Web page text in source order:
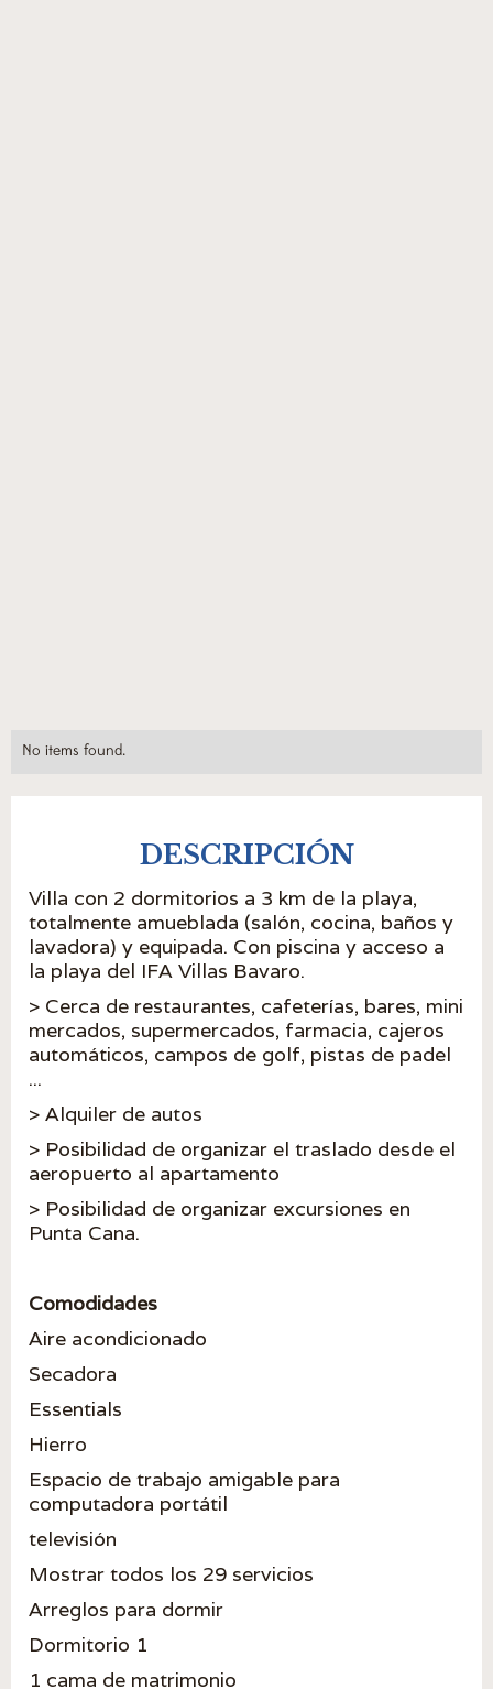
No items found.
DESCRIPCIÓN
Villa con 2 dormitorios a 3 km de la playa,
totalmente amueblada (salón, cocina, baños y
lavadora) y equipada. Con piscina y acceso a
la playa del IFA Villas Bavaro.
> Cerca de restaurantes, cafeterías, bares, mini
mercados, supermercados, farmacia, cajeros
automáticos, campos de golf, pistas de padel
...
> Alquiler de autos
> Posibilidad de organizar el traslado desde el
aeropuerto al apartamento
> Posibilidad de organizar excursiones en
Punta Cana.
Comodidades
Aire acondicionado
Secadora
Essentials
Hierro
Espacio de trabajo amigable para
computadora portátil
televisión
Mostrar todos los 29 servicios
Arreglos para dormir
Dormitorio 1
1 cama de matrimonio